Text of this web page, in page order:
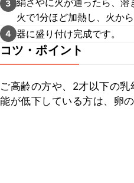
3 絹さやに火が通ったら、溶
火で1分ほど加熱し、火から
4 器に盛り付け完成です。
コツ・ポイント
ご高齢の方や、2才以下の
能が低下している方は、卵